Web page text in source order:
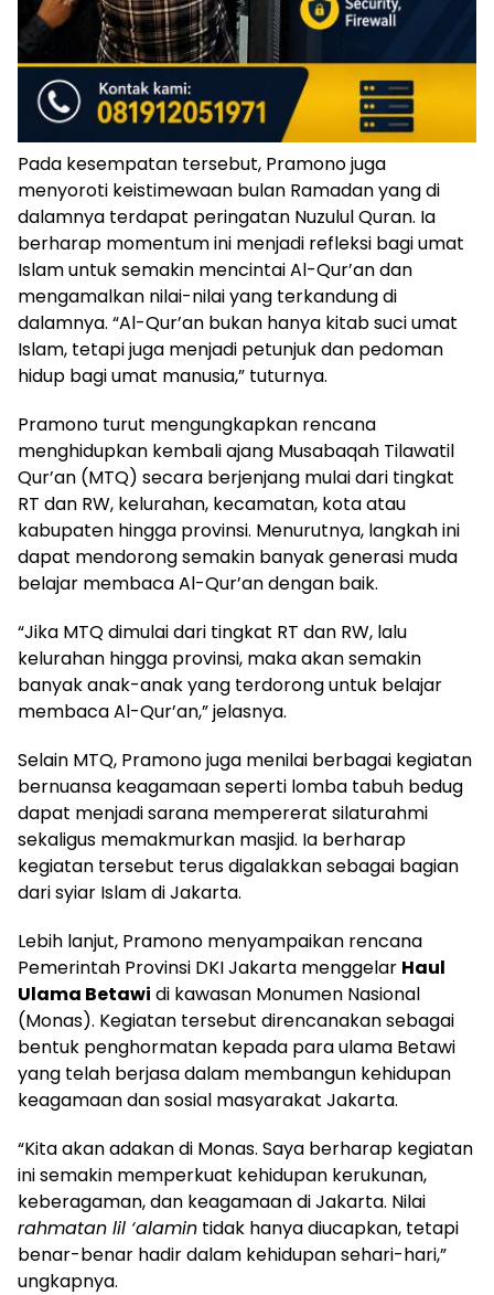
Pada kesempatan tersebut, Pramono juga
menyoroti keistimewaan bulan Ramadan yang di
dalamnya terdapat peringatan Nuzulul Quran. Ia
berharap momentum ini menjadi refleksi bagi umat
Islam untuk semakin mencintai Al-Qur’an dan
mengamalkan nilai-nilai yang terkandung di
dalamnya. “Al-Qur’an bukan hanya kitab suci umat
Islam, tetapi juga menjadi petunjuk dan pedoman
hidup bagi umat manusia,” tuturnya.
Pramono turut mengungkapkan rencana
menghidupkan kembali ajang Musabaqah Tilawatil
Qur’an (MTQ) secara berjenjang mulai dari tingkat
RT dan RW, kelurahan, kecamatan, kota atau
kabupaten hingga provinsi. Menurutnya, langkah ini
dapat mendorong semakin banyak generasi muda
belajar membaca Al-Qur’an dengan baik.
“Jika MTQ dimulai dari tingkat RT dan RW, lalu
kelurahan hingga provinsi, maka akan semakin
banyak anak-anak yang terdorong untuk belajar
membaca Al-Qur’an,” jelasnya.
Selain MTQ, Pramono juga menilai berbagai kegiatan
bernuansa keagamaan seperti lomba tabuh bedug
dapat menjadi sarana mempererat silaturahmi
sekaligus memakmurkan masjid. Ia berharap
kegiatan tersebut terus digalakkan sebagai bagian
dari syiar Islam di Jakarta.
Lebih lanjut, Pramono menyampaikan rencana
Pemerintah Provinsi DKI Jakarta menggelar Haul
Ulama Betawi di kawasan Monumen Nasional
(Monas). Kegiatan tersebut direncanakan sebagai
bentuk penghormatan kepada para ulama Betawi
yang telah berjasa dalam membangun kehidupan
keagamaan dan sosial masyarakat Jakarta.
“Kita akan adakan di Monas. Saya berharap kegiatan
ini semakin memperkuat kehidupan kerukunan,
keberagaman, dan keagamaan di Jakarta. Nilai
rahmatan lil ‘alamin tidak hanya diucapkan, tetapi
benar-benar hadir dalam kehidupan sehari-hari,”
ungkapnya.